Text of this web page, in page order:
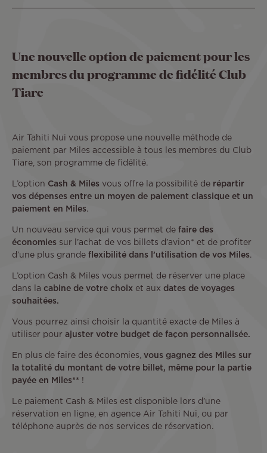
Une nouvelle option de paiement pour les
membres du programme de fidélité Club
Tiare
Air Tahiti Nui vous propose une nouvelle méthode de
paiement par Miles accessible à tous les membres du Club
Tiare, son programme de fidélité.
L’option Cash & Miles vous offre la possibilité de répartir
vos dépenses entre un moyen de paiement classique et un
paiement en Miles.
Un nouveau service qui vous permet de faire des
économies sur l’achat de vos billets d’avion* et de profiter
d’une plus grande flexibilité dans l’utilisation de vos Miles.
L’option Cash & Miles vous permet de réserver une place
dans la cabine de votre choix et aux dates de voyages
souhaitées.
Vous pourrez ainsi choisir la quantité exacte de Miles à
utiliser pour ajuster votre budget de façon personnalisée.
En plus de faire des économies, vous gagnez des Miles sur
la totalité du montant de votre billet, même pour la partie
payée en Miles** !
Le paiement Cash & Miles est disponible lors d’une
réservation en ligne, en agence Air Tahiti Nui, ou par
téléphone auprès de nos services de réservation.